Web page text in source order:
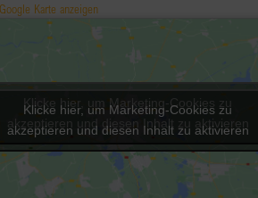
Google Karte anzeigen
Klicke hier, um Marketing-Cookies zu
akzeptieren und diesen Inhalt zu aktivieren
Klicke hier, um Marketing-Cookies zu
akzeptieren und diesen Inhalt zu aktivieren